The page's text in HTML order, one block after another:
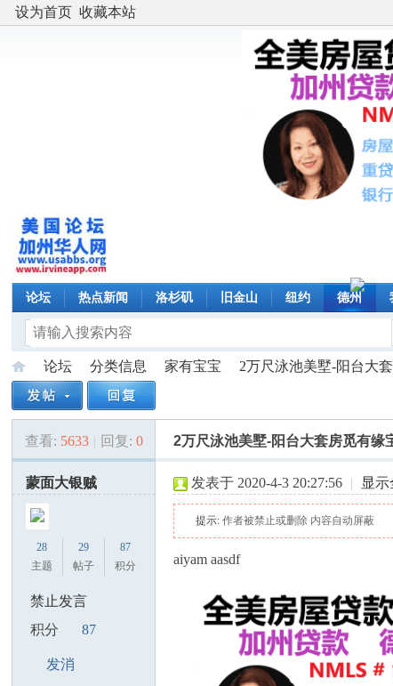
设为首页 收藏本站
论坛 热点新闻 洛杉矶 旧金山 纽约 德州
美»
论坛
›
分类信息 家有宝宝
›
2万尺泳池美墅-阳台大
查看: 5633 | 回复: 0 2万尺泳池美墅-阳台大套房觅有缘
蒙面大银贼
28
主题
29
帖子
87
积分
禁止发言
积分
87
发消
发表于 2020-4-3 20:27:56 | 显
提示:作者被禁止或删除 内容自动屏蔽
aiyam aasdf